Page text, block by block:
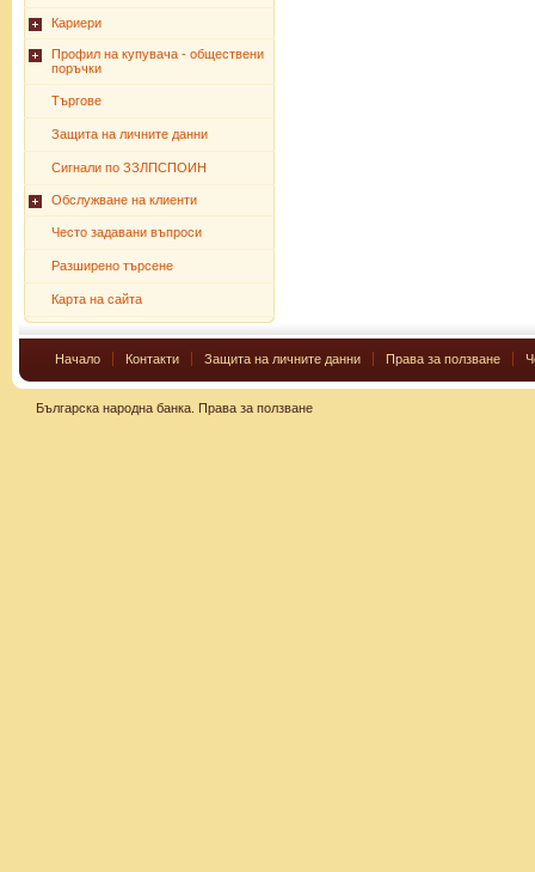
Кариери
Профил на купувача - обществени
поръчки
Търгове
Защита на личните данни
Сигнали по ЗЗЛПСПОИН
Обслужване на клиенти
Често задавани въпроси
Разширено търсене
Карта на сайта
Начало Контакти Защита на личните данни Права за ползване
Българска народна банка. Права за ползване